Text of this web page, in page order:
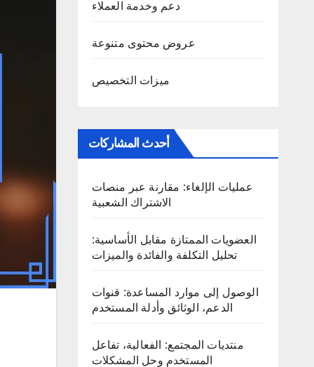
دعم وخدمة العملاء
عروض محتوى متنوعة
ميزات التخصيص
أحدث المشاركات
عمليات الإلغاء: مقارنة عبر منصات
الاشتراك الشعبية
العضويات الممتازة مقابل الأساسية:
تحليل التكلفة والفائدة والميزات
الوصول إلى موارد المساعدة: قنوات
الدعم، الوثائق وأدلة المستخدم
منتديات المجتمع: الفعالية، تفاعل
المستخدم وحل المشكلات